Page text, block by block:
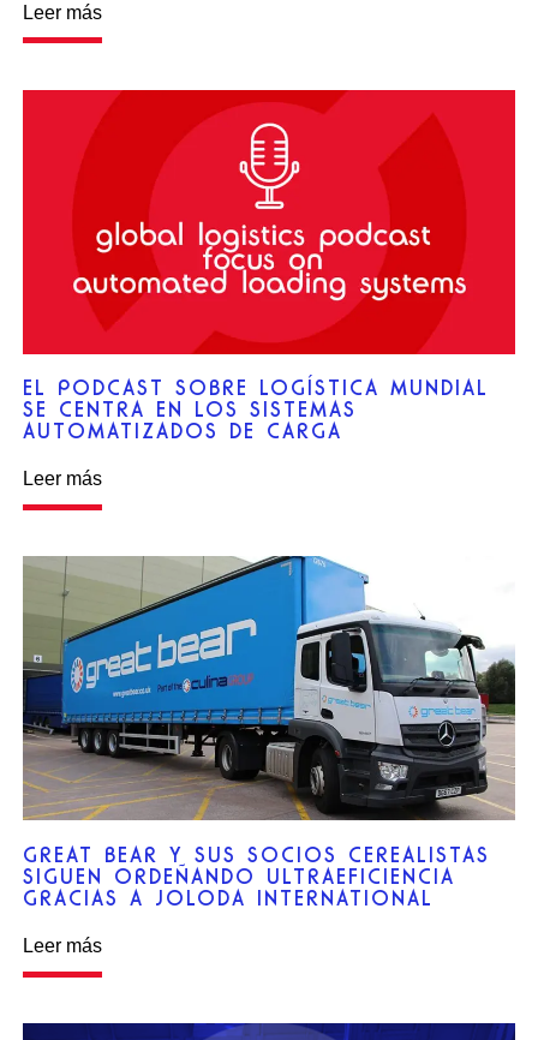
Leer más
EL PODCAST SOBRE LOGÍSTICA MUNDIAL
SE CENTRA EN LOS SISTEMAS
AUTOMATIZADOS DE CARGA
Leer más
GREAT BEAR Y SUS SOCIOS CEREALISTAS
SIGUEN ORDEÑANDO ULTRAEFICIENCIA
GRACIAS A JOLODA INTERNATIONAL
Leer más